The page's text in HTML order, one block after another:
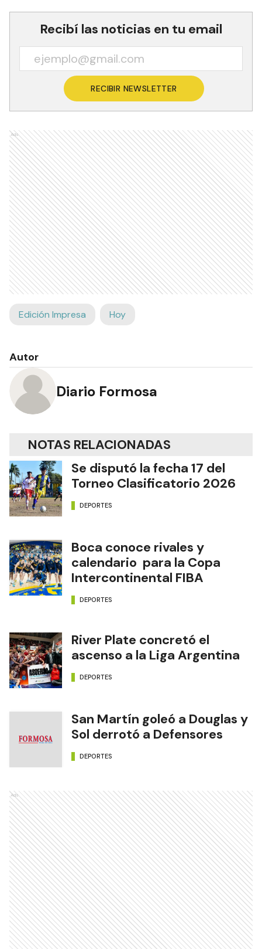
Recibí las noticias en tu email
RECIBIR NEWSLETTER
Ads
Edición Impresa Hoy
Autor
Diario Formosa
NOTAS RELACIONADAS
Se disputó la fecha 17 del
Torneo Clasificatorio 2026
DEPORTES
Boca conoce rivales y
calendario para la Copa
Intercontinental FIBA
DEPORTES
River Plate concretó el
ascenso a la Liga Argentina
DEPORTES
San Martín goleó a Douglas y
Sol derrotó a Defensores
DEPORTES
Ads